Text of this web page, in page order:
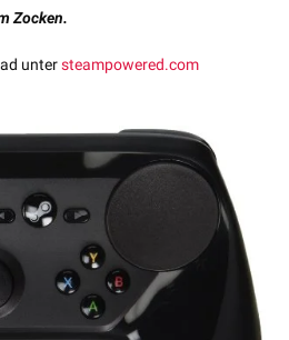
Zocken.
untersteampowered.com